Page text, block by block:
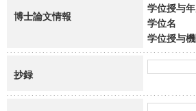
博士論文情報
学位授与
学位名
学位授与
抄録